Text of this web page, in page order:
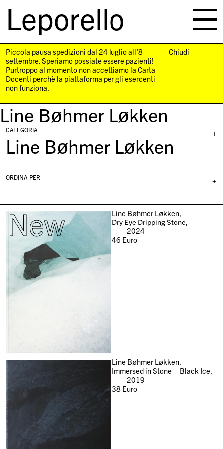
Leporello
navigation
Piccola pausa spedizioni dal 24 luglio all'8
settembre. Speriamo possiate essere pazienti!
Purtroppo al momento non accettiamo la Carta
Docenti perchè la piattaforma per gli esercenti
non funziona.
Chiudi
Line Bøhmer Løkken
+
CATEGORIA
Line Bøhmer Løkken
+
ORDINA PER
New
Line Bøhmer Løkken,
Dry Eye Dripping Stone,
2024
46 Euro
Line Bøhmer Løkken,
Immersed in Stone – Black Ice,
2019
38Euro